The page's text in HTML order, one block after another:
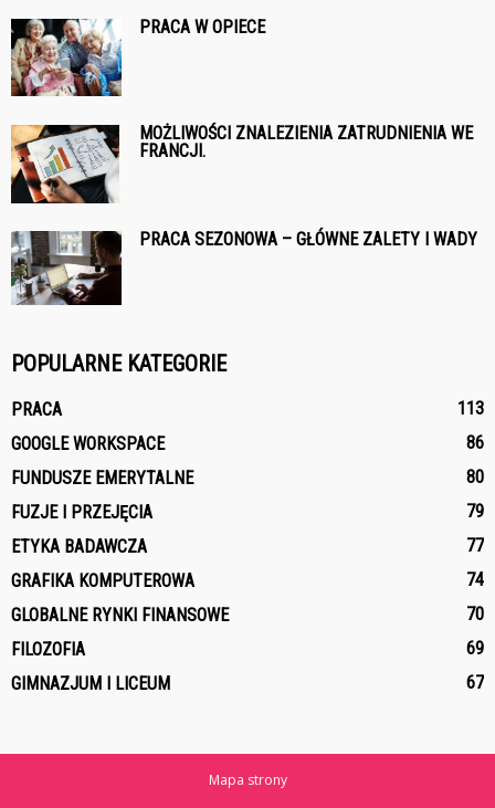
PRACA W OPIECE
MOŻLIWOŚCI ZNALEZIENIA ZATRUDNIENIA WE
FRANCJI.
PRACA SEZONOWA – GŁÓWNE ZALETY I WADY
POPULARNE KATEGORIE
PRACA
113
GOOGLE WORKSPACE
86
FUNDUSZE EMERYTALNE
80
FUZJE I PRZEJĘCIA
79
ETYKA BADAWCZA
77
GRAFIKA KOMPUTEROWA
74
GLOBALNE RYNKI FINANSOWE
70
FILOZOFIA
69
GIMNAZJUM I LICEUM
67
Mapa strony